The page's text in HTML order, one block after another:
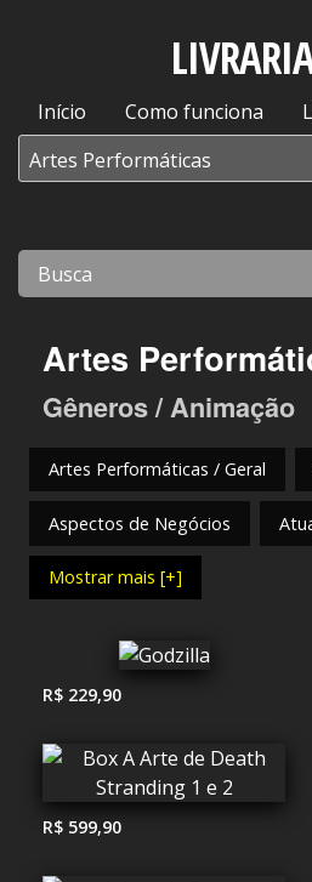
Início Como funciona
Artes
Gêneros / Animação
Artes Performáticas / Geral
Aspectos de Negócios
Mostrar mais [+]
R$ 229,90
R$ 599,90